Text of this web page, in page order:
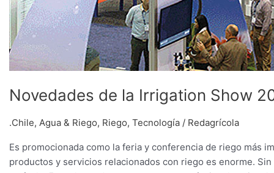
Novedades de la Irrigation Show
.Chile, Agua & Riego, Riego, Tecnología / Redagrícola
Es promocionada como la feria y conferencia de riego más
productos y servicios relacionados con riego es enorme.